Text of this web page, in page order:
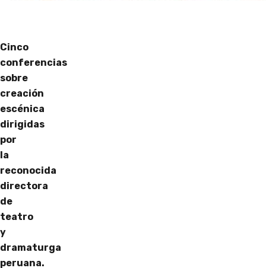
Cinco
conferencias
sobre
creación
escénica
dirigidas
por
la
reconocida
directora
de
teatro
y
dramaturga
peruana.